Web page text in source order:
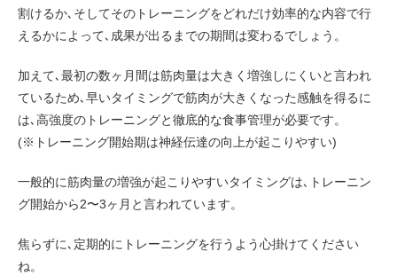
割けるか､そしてそのトレーニングをどれだけ効率的な内容で行
えるかによって､成果が出るまでの期間は変わるでしょう。
加えて､最初の数ヶ月間は筋肉量は大きく増強しにくいと言われ
ているため､早いタイミングで筋肉が大きくなった感触を得るに
は､高強度のトレーニングと徹底的な食事管理が必要です。
(※トレーニング開始期は神経伝達の向上が起こりやすい)
一般的に筋肉量の増強が起こりやすいタイミングは､トレーニン
グ開始から2〜3ヶ月と言われています。
焦らずに､定期的にトレーニングを行うよう心掛けてください
ね。